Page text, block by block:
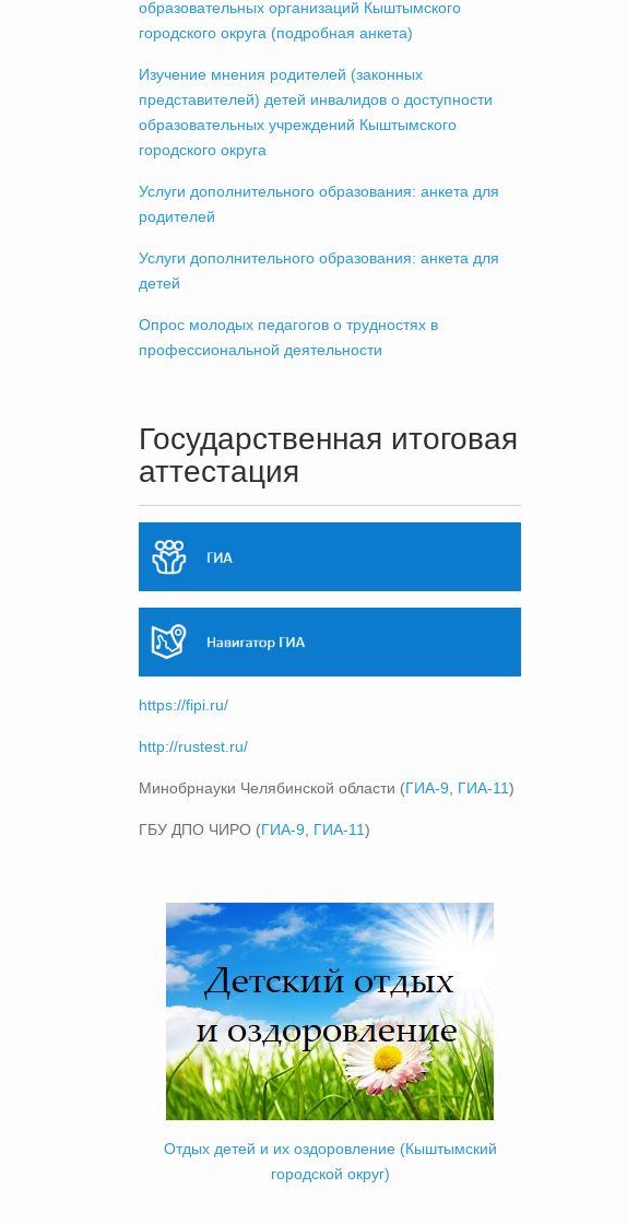
образовательных организаций Кыштымского
городского округа (подробная анкета)
Изучение мнения родителей (законных
представителей) детей инвалидов о доступности
образовательных учреждений Кыштымского
городского округа
Услуги дополнительного образования: анкета для
родителей
Услуги дополнительного образования: анкета для
детей
Опрос молодых педагогов о трудностях в
профессиональной деятельности
Государственная итоговая
аттестация
https://fipi.ru/
http://rustest.ru/
Минобрнауки Челябинской области (ГИА-9 ГИА-11)
ГБУ ДПО ЧИРО (ГИА-9 ГИА-11)
Отдых детей и их оздоровление (Кыштымский
городской округ)